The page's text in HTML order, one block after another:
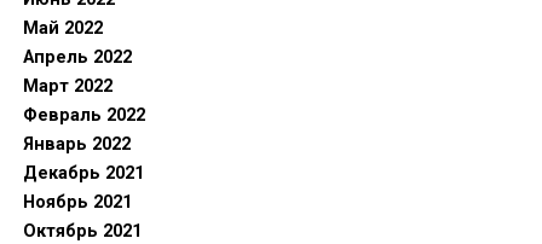
Май 2022
Апрель 2022
Март 2022
Февраль 2022
Январь 2022
Декабрь 2021
Ноябрь 2021
Октябрь 2021